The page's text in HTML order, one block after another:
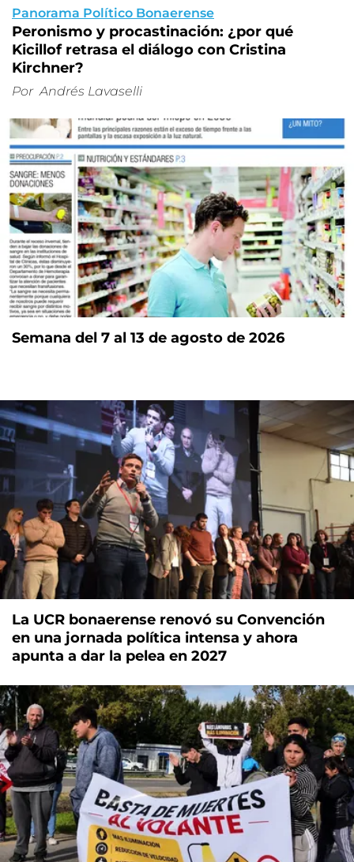
Panorama Político Bonaerense
Peronismo y procastinación: ¿por qué
Kicillof retrasa el diálogo con Cristina
Kirchner?
Por Andrés Lavaselli
Semana del 7 al 13 de agosto de 2026
La UCR bonaerense renovó su Convención
en una jornada política intensa y ahora
apunta a dar la pelea en 2027